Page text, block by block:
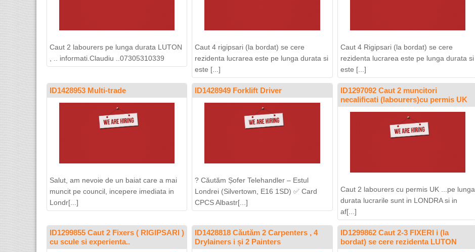
Caut 2 labourers pe lunga durata LUTON
, .. informati.Claudiu ..07305310339
Caut 4 rigipsari (la bordat) se cere
rezidenta lucrarea este pe lunga durata si
este [...]
Caut 4 Rigipsari (la bordat) se cere
rezidenta lucrarea este pe lunga durata si
este [...]
ID1428953 Multi-trade
Salut, am nevoie de un baiat care a mai
muncit pe council, incepere imediata in
Londr[...]
ID1428949 Forklift Driver
? Căutăm Șofer Telehandler – Estul
Londrei (Silvertown, E16 1SD) ✅ Card
CPCS Albastr[...]
ID1297092 Caut 2 muncitori
necalificati (labourers)cu permis UK
Caut 2 labourers cu permis UK ...pe lunga
durata lucrarile sunt in LONDRA si in
af[...]
ID1299855 Caut 2 Fixers ( RIGIPSARI )
cu scule si experienta..
ID1428818 Căutăm 2 Carpenters , 4
Drylainers i și 2 Painters
ID1299862 Caut 2-3 FIXERI i (la
bordat) se cere rezidenta LUTON